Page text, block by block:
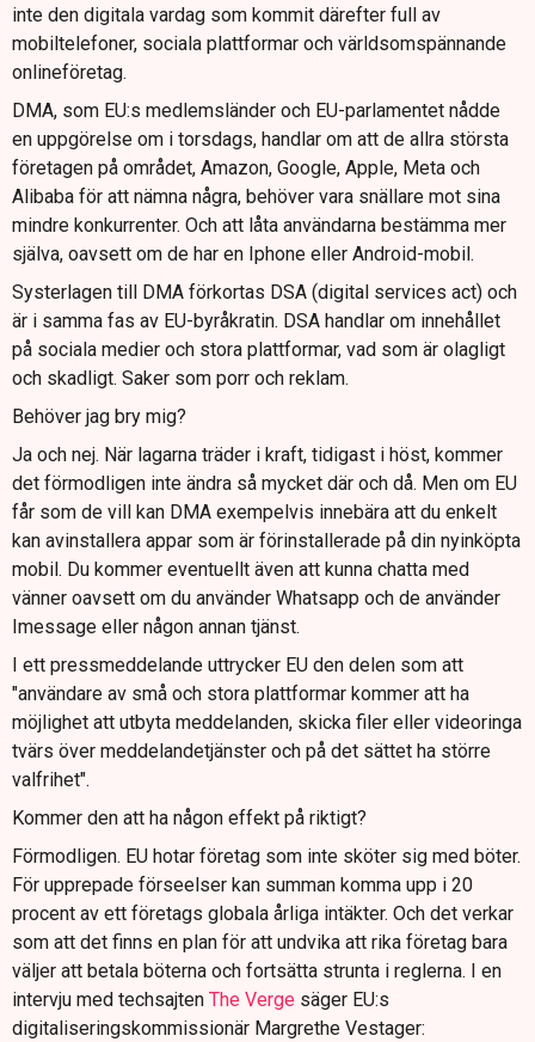
inte den digitala vardag som kommit därefter full av
mobiltelefoner, sociala plattformar och världsomspännande
onlineföretag.
DMA, som EU:s medlemsländer och EU-parlamentet nådde
en uppgörelse om i torsdags, handlar om att de allra största
företagen på området, Amazon, Google, Apple, Meta och
Alibaba för att nämna några, behöver vara snällare mot sina
mindre konkurrenter. Och att låta användarna bestämma mer
själva, oavsett om de har en Iphone eller Android-mobil.
Systerlagen till DMA förkortas DSA (digital services act) och
är i samma fas av EU-byråkratin. DSA handlar om innehållet
på sociala medier och stora plattformar, vad som är olagligt
och skadligt. Saker som porr och reklam.
Behöver jag bry mig?
Ja och nej. När lagarna träder i kraft, tidigast i höst, kommer
det förmodligen inte ändra så mycket där och då. Men om EU
får som de vill kan DMA exempelvis innebära att du enkelt
kan avinstallera appar som är förinstallerade på din nyinköpta
mobil. Du kommer eventuellt även att kunna chatta med
vänner oavsett om du använder Whatsapp och de använder
Imessage eller någon annan tjänst.
I ett pressmeddelande uttrycker EU den delen som att
"användare av små och stora plattformar kommer att ha
möjlighet att utbyta meddelanden, skicka filer eller videoringa
tvärs över meddelandetjänster och på det sättet ha större
valfrihet".
Kommer den att ha någon effekt på riktigt?
Förmodligen. EU hotar företag som inte sköter sig med böter.
För upprepade förseelser kan summan komma upp i 20
procent av ett företags globala årliga intäkter. Och det verkar
som att det finns en plan för att undvika att rika företag bara
väljer att betala böterna och fortsätta strunta i reglerna. I en
intervju med techsajten The Verge säger EU:s
digitaliseringskommissionär Margrethe Vestager: